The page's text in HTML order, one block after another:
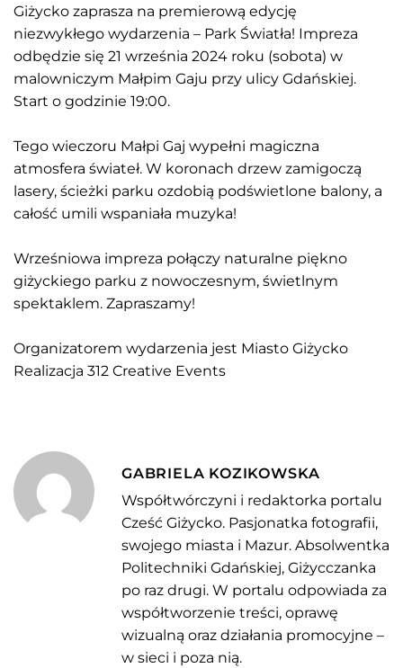
Giżycko zaprasza na premierową edycję
niezwykłego wydarzenia – Park Światła! Impreza
odbędzie się 21 września 2024 roku (sobota) w
malowniczym Małpim Gaju przy ulicy Gdańskiej.
Start o godzinie 19:00.
Tego wieczoru Małpi Gaj wypełni magiczna
atmosfera świateł. W koronach drzew zamigoczą
lasery, ścieżki parku ozdobią podświetlone balony, a
całość umili wspaniała muzyka!
Wrześniowa impreza połączy naturalne piękno
giżyckiego parku z nowoczesnym, świetlnym
spektaklem. Zapraszamy!
Organizatorem wydarzenia jest Miasto Giżycko
Realizacja 312 Creative Events
GABRIELA KOZIKOWSKA
Współtwórczyni i redaktorka portalu
Cześć Giżycko. Pasjonatka fotografii,
swojego miasta i Mazur. Absolwentka
Politechniki Gdańskiej, Giżycczanka
po raz drugi. W portalu odpowiada za
współtworzenie treści, oprawę
wizualną oraz działania promocyjne –
w sieci i poza nią.